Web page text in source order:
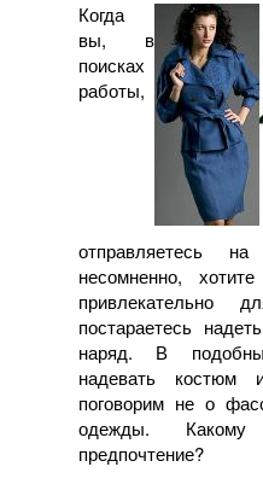
Когда
вы, в
поисках
работы,
отправляетесь
несомненно,
привлекательно
постараетесь
наряд. В
надевать костюм
поговорим не о
одежды.
предпочтение?